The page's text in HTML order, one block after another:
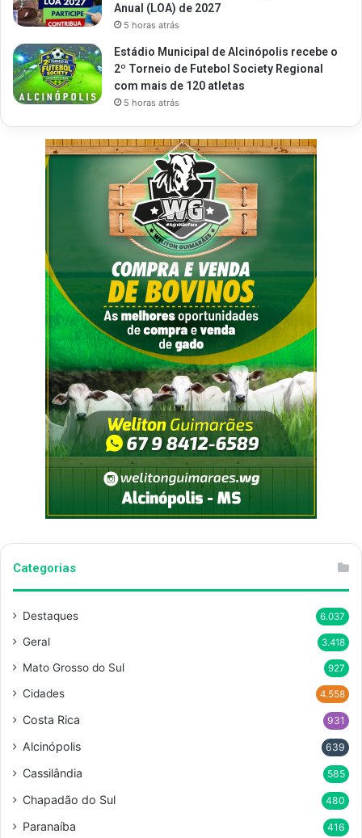
Anual (LOA) de 2027
5 horas atrás
Estádio Municipal de Alcinópolis recebe o
2º Torneio de Futebol Society Regional
com mais de 120 atletas
5 horas atrás
Categorias
Destaques 6.037
Geral 3.418
Mato Grosso do Sul 927
Cidades 4.558
Costa Rica 931
Alcinópolis 639
Cassilândia 585
Chapadão do Sul 480
Paranaíba 416